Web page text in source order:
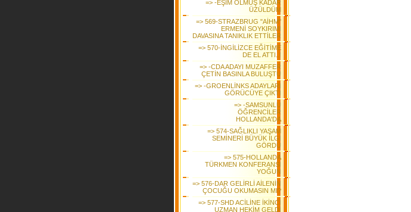
=> -EŞİM ÖLMÜŞ KADAR
ÜZÜLDÜM
=> 569-STRAZBRUG "AİHM"
ERMENİ SOYKIRIMI
DAVASINA TANIKLIK ETTİLER
=> 570-İNGİLİZCE EĞİTİME
DE EL ATTI..!
=> -CDA ADAYI MUZAFFER
ÇETİN BASINLA BULUŞTU
=> -GROENLİNKS ADAYLARI
GÖRÜCÜYE ÇIKTI
=> -SAMSUNLU
ÖĞRENCİLER
HOLLANDA'DA
=> 574-SAĞLIKLI YAŞAM
SEMİNERİ BÜYÜK İLGİ
GÖRDÜ
=> 575-HOLLANDA
TÜRKMEN KONFERANSI
YOĞUN
=> 576-DAR GELİRLİ AİLENİN
ÇOCUĞU OKUMASIN MI?
=> 577-SHD ACİLİNE İKİNCİ
UZMAN HEKİM GELDİ